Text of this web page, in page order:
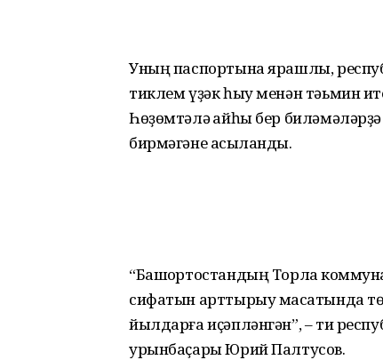
Уның паспортына ярашлы,
тиклем үҙәк һыу менән тәьмин
Һөҙөмтәлә ҡайһы бер
бирмәгәне асыҡланды.
“Башҡортостандың Торлаҡ
сифатын арттырыу маҡсатында
йылдарға иҫәпләнгән”, – ти
урынбаҫары Юрий Палтусов.